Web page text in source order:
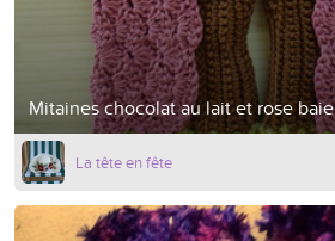
Mitaines chocolat au lait et rose baie
La tête en fête